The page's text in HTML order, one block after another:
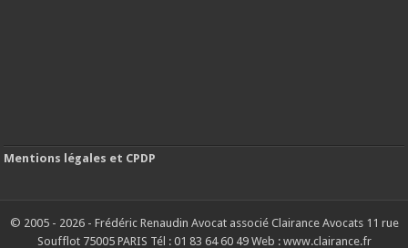
Mentions légales et CPDP
© 2005 - 2026 - Frédéric Renaudin Avocat associé Clairance Avocats 11 rue
Soufflot 75005 PARIS Tél : 01 83 64 60 49 Web : www.clairance.fr